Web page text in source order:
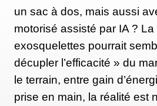
un sac à dos, mais aussi
motorisé assisté par IA ?
exosquelettes pourrait
décupler l’efficacité » du
le terrain, entre gain
prise en main, la réalité est